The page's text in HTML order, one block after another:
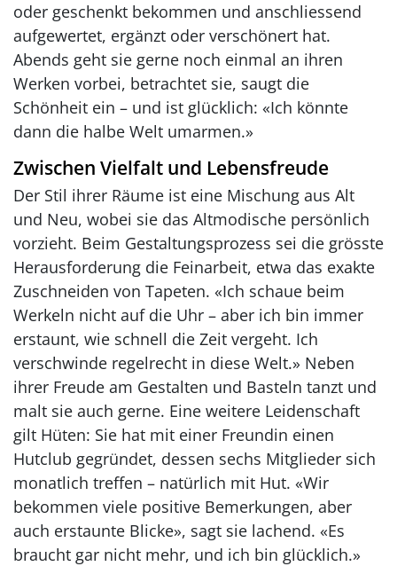
oder geschenkt bekommen und anschliessend
aufgewertet, ergänzt oder verschönert hat.
Abends geht sie gerne noch einmal an ihren
Werken vorbei, betrachtet sie, saugt die
Schönheit ein – und ist glücklich: «Ich könnte
dann die halbe Welt umarmen.»
Zwischen Vielfalt und Lebensfreude
Der Stil ihrer Räume ist eine Mischung aus Alt
und Neu, wobei sie das Altmodische persönlich
vorzieht. Beim Gestaltungsprozess sei die grösste
Herausforderung die Feinarbeit, etwa das exakte
Zuschneiden von Tapeten. «Ich schaue beim
Werkeln nicht auf die Uhr – aber ich bin immer
erstaunt, wie schnell die Zeit vergeht. Ich
verschwinde regelrecht in diese Welt.» Neben
ihrer Freude am Gestalten und Basteln tanzt und
malt sie auch gerne. Eine weitere Leidenschaft
gilt Hüten: Sie hat mit einer Freundin einen
Hutclub gegründet, dessen sechs Mitglieder sich
monatlich treffen – natürlich mit Hut. «Wir
bekommen viele positive Bemerkungen, aber
auch erstaunte Blicke», sagt sie lachend. «Es
braucht gar nicht mehr, und ich bin glücklich.»